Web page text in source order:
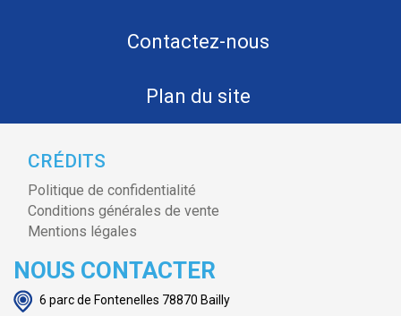
Contactez-nous
Plan du site
CRÉDITS
Politique de confidentialité
Conditions générales de vente
Mentions légales
NOUS CONTACTER
6 parc de Fontenelles 78870 Bailly